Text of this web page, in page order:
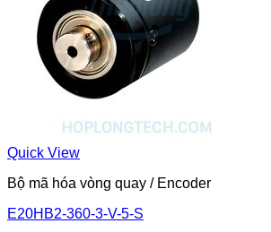
Quick View
Bộ mã hóa vòng quay / Encoder
E20HB2-360-3-V-5-S